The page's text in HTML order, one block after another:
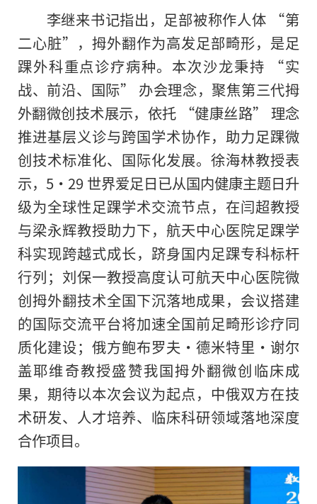
李继来书记指出，足部被称作人体 “第
二心脏”，拇外翻作为高发足部畸形，是足
踝外科重点诊疗病种。本次沙龙秉持 “实
战、前沿、国际” 办会理念，聚焦第三代拇
外翻微创技术展示，依托 “健康丝路” 理念
推进基层义诊与跨国学术协作，助力足踝微
创技术标准化、国际化发展。徐海林教授表
示，5・29 世界爱足日已从国内健康主题日升
级为全球性足踝学术交流节点，在闫超教授
与梁永辉教授助力下，航天中心医院足踝学
科实现跨越式成长，跻身国内足踝专科标杆
行列；刘保一教授高度认可航天中心医院微
创拇外翻技术全国下沉落地成果，会议搭建
的国际交流平台将加速全国前足畸形诊疗同
质化建设；俄方鲍布罗夫・德米特里・谢尔
盖耶维奇教授盛赞我国拇外翻微创临床成
果，期待以本次会议为起点，中俄双方在技
术研发、人才培养、临床科研领域落地深度
合作项目。